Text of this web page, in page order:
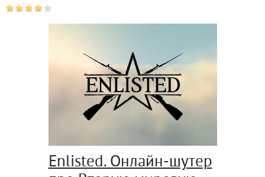
Enlisted. Онлайн-шутер